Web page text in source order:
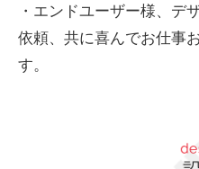
・エンドユーザー様、デ
依頼、共に喜んでお仕事
す。